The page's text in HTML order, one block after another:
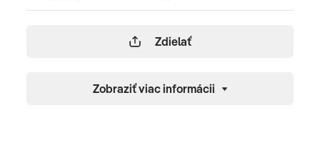
Zdielať
Zobraziť viac informácii